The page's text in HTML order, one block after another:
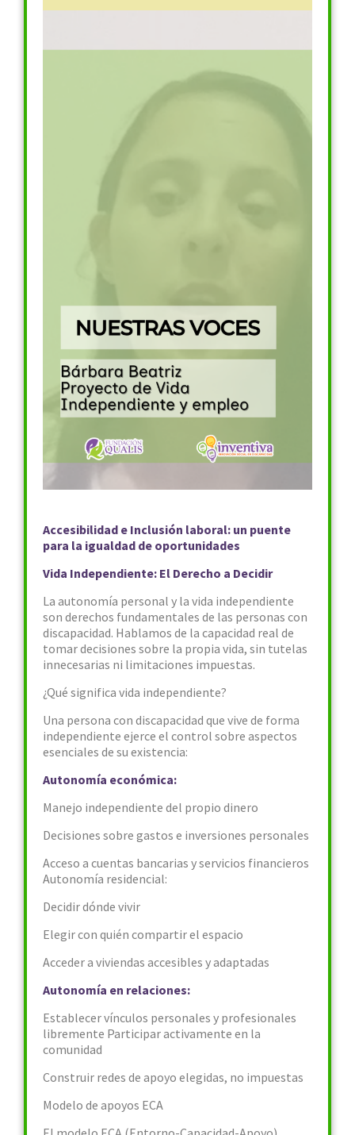
Accesibilidad e Inclusión laboral: un puente
para la igualdad de oportunidades
Vida Independiente: El Derecho a Decidir
La autonomía personal y la vida independiente
son derechos fundamentales de las personas con
discapacidad. Hablamos de la capacidad real de
tomar decisiones sobre la propia vida, sin tutelas
innecesarias ni limitaciones impuestas.
¿Qué significa vida independiente?
Una persona con discapacidad que vive de forma
independiente ejerce el control sobre aspectos
esenciales de su existencia:
Autonomía económica:
Manejo independiente del propio dinero
Decisiones sobre gastos e inversiones personales
Acceso a cuentas bancarias y servicios financieros
Autonomía residencial:
Decidir dónde vivir
Elegir con quién compartir el espacio
Acceder a viviendas accesibles y adaptadas
Autonomía en relaciones:
Establecer vínculos personales y profesionales
libremente Participar activamente en la
comunidad
Construir redes de apoyo elegidas, no impuestas
Modelo de apoyos ECA